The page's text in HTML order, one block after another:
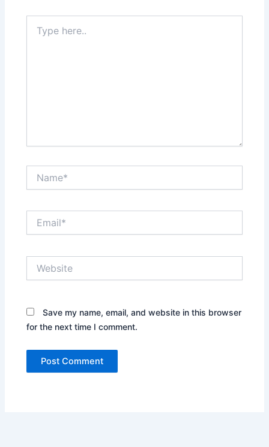
here..
Save my name, email, and website in this browser
for the next time I comment.